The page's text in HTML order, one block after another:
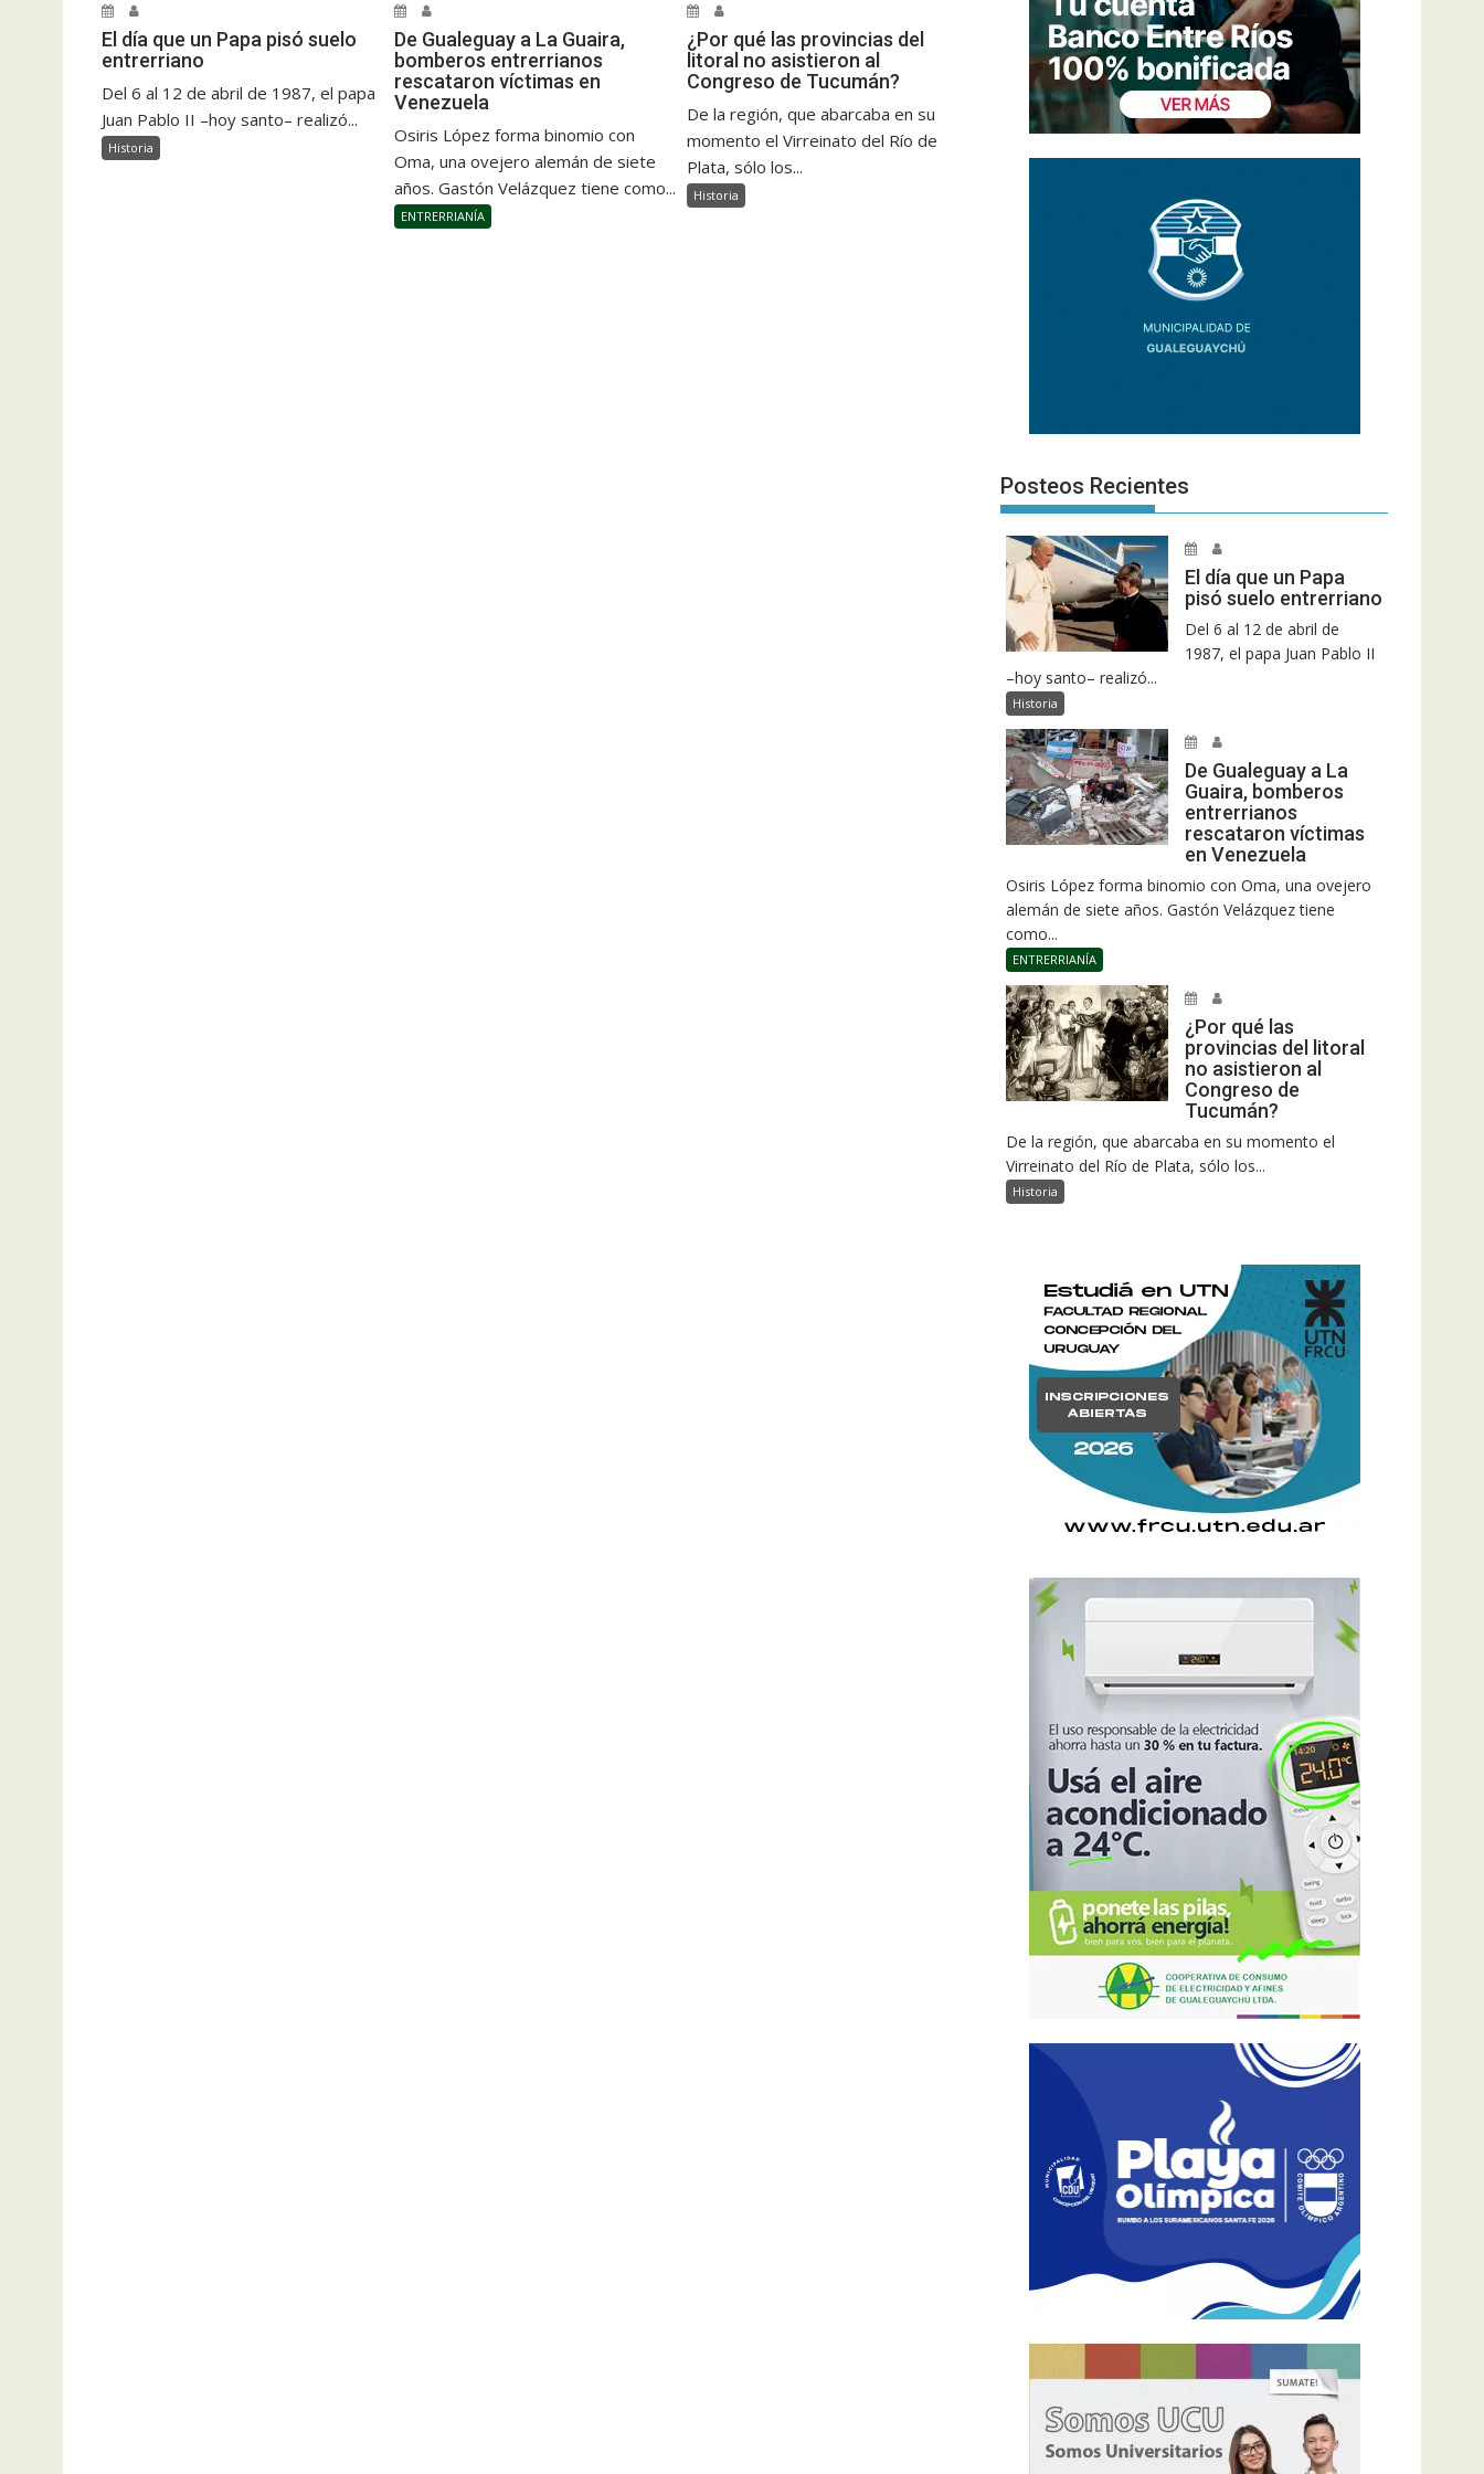
El día que un Papa pisó suelo
entrerriano
Del 6 al 12 de abril de 1987, el papa
Juan Pablo II –hoy santo– realizó...
Historia
De Gualeguay a La Guaira,
bomberos entrerrianos
rescataron víctimas en
Venezuela
Osiris López forma binomio con
Oma, una ovejero alemán de siete
años. Gastón Velázquez tiene como...
ENTRERRIANÍA
¿Por qué las provincias del
litoral no asistieron al
Congreso de Tucumán?
De la región, que abarcaba en su
momento el Virreinato del Río de
Plata, sólo los...
Historia
Posteos Recientes
El día que un Papa
pisó suelo entrerriano
Del 6 al 12 de abril de
1987, el papa Juan Pablo II
–hoy santo– realizó...
Historia
De Gualeguay a La
Guaira, bomberos
entrerrianos
rescataron víctimas
en Venezuela
Osiris López forma binomio con Oma, una ovejero
alemán de siete años. Gastón Velázquez tiene
como...
ENTRERRIANÍA
¿Por qué las
provincias del litoral
no asistieron al
Congreso de
Tucumán?
De la región, que abarcaba en su momento el
Virreinato del Río de Plata, sólo los...
Historia